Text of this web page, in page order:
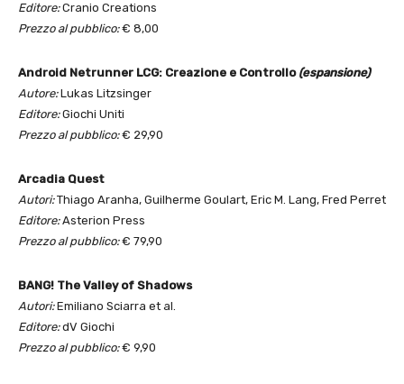
Editore:Cranio Creations
Prezzo al pubblico:€ 8,00
Android Netrunner LCG: Creazione e Controllo (espansione)
Autore:Lukas Litzsinger
Editore:Giochi Uniti
Prezzo al pubblico:€ 29,90
Arcadia Quest
Autori:Thiago Aranha, Guilherme Goulart, Eric M. Lang, Fred Perret
Editore:Asterion Press
Prezzo al pubblico:€ 79,90
BANG! The Valley of Shadows
Autori:Emiliano Sciarra et al.
Editore:dV Giochi
Prezzo al pubblico:€ 9,90